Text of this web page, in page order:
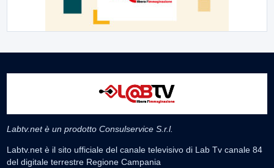
Labtv.net è un prodotto Consulservice S.r.l.
Labtv.net è il sito ufficiale del canale televisivo di Lab Tv canale 84
del digitale terrestre Regione Campania